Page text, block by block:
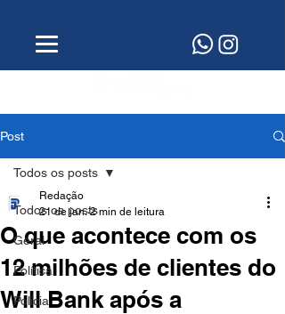
Post
Todos os posts
Geral
Política
Polícia
Todos os posts
O que acontece com os
12 milhões de clientes do
Will Bank após a
Redação
21 de jan. 2 min de leitura